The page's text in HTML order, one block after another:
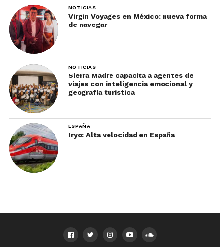
NOTICIAS
Virgin Voyages en México: nueva forma
de navegar
NOTICIAS
Sierra Madre capacita a agentes de
viajes con inteligencia emocional y
geografía turística
ESPAÑA
Iryo: Alta velocidad en España